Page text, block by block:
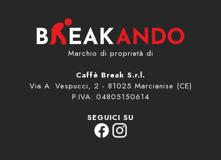
Marchio di proprietà di
Caffè Break S.r.l.
Via A. Vespucci, 2 - 81025 Marcianise (CE)
P.IVA: 04805150614
SEGUICI SU